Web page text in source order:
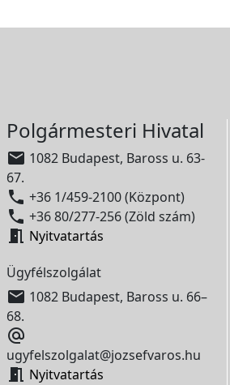
Polgármesteri Hivatal
 1082 Budapest, Baross u. 63-
67.
 +36 1/459-2100 (Központ)
 +36 80/277-256 (Zöld szám)
 Nyitvatartás
Ügyfélszolgálat
 1082 Budapest, Baross u. 66–
68.

ugyfelszolgalat@jozsefvaros.hu
 Nyitvatartás